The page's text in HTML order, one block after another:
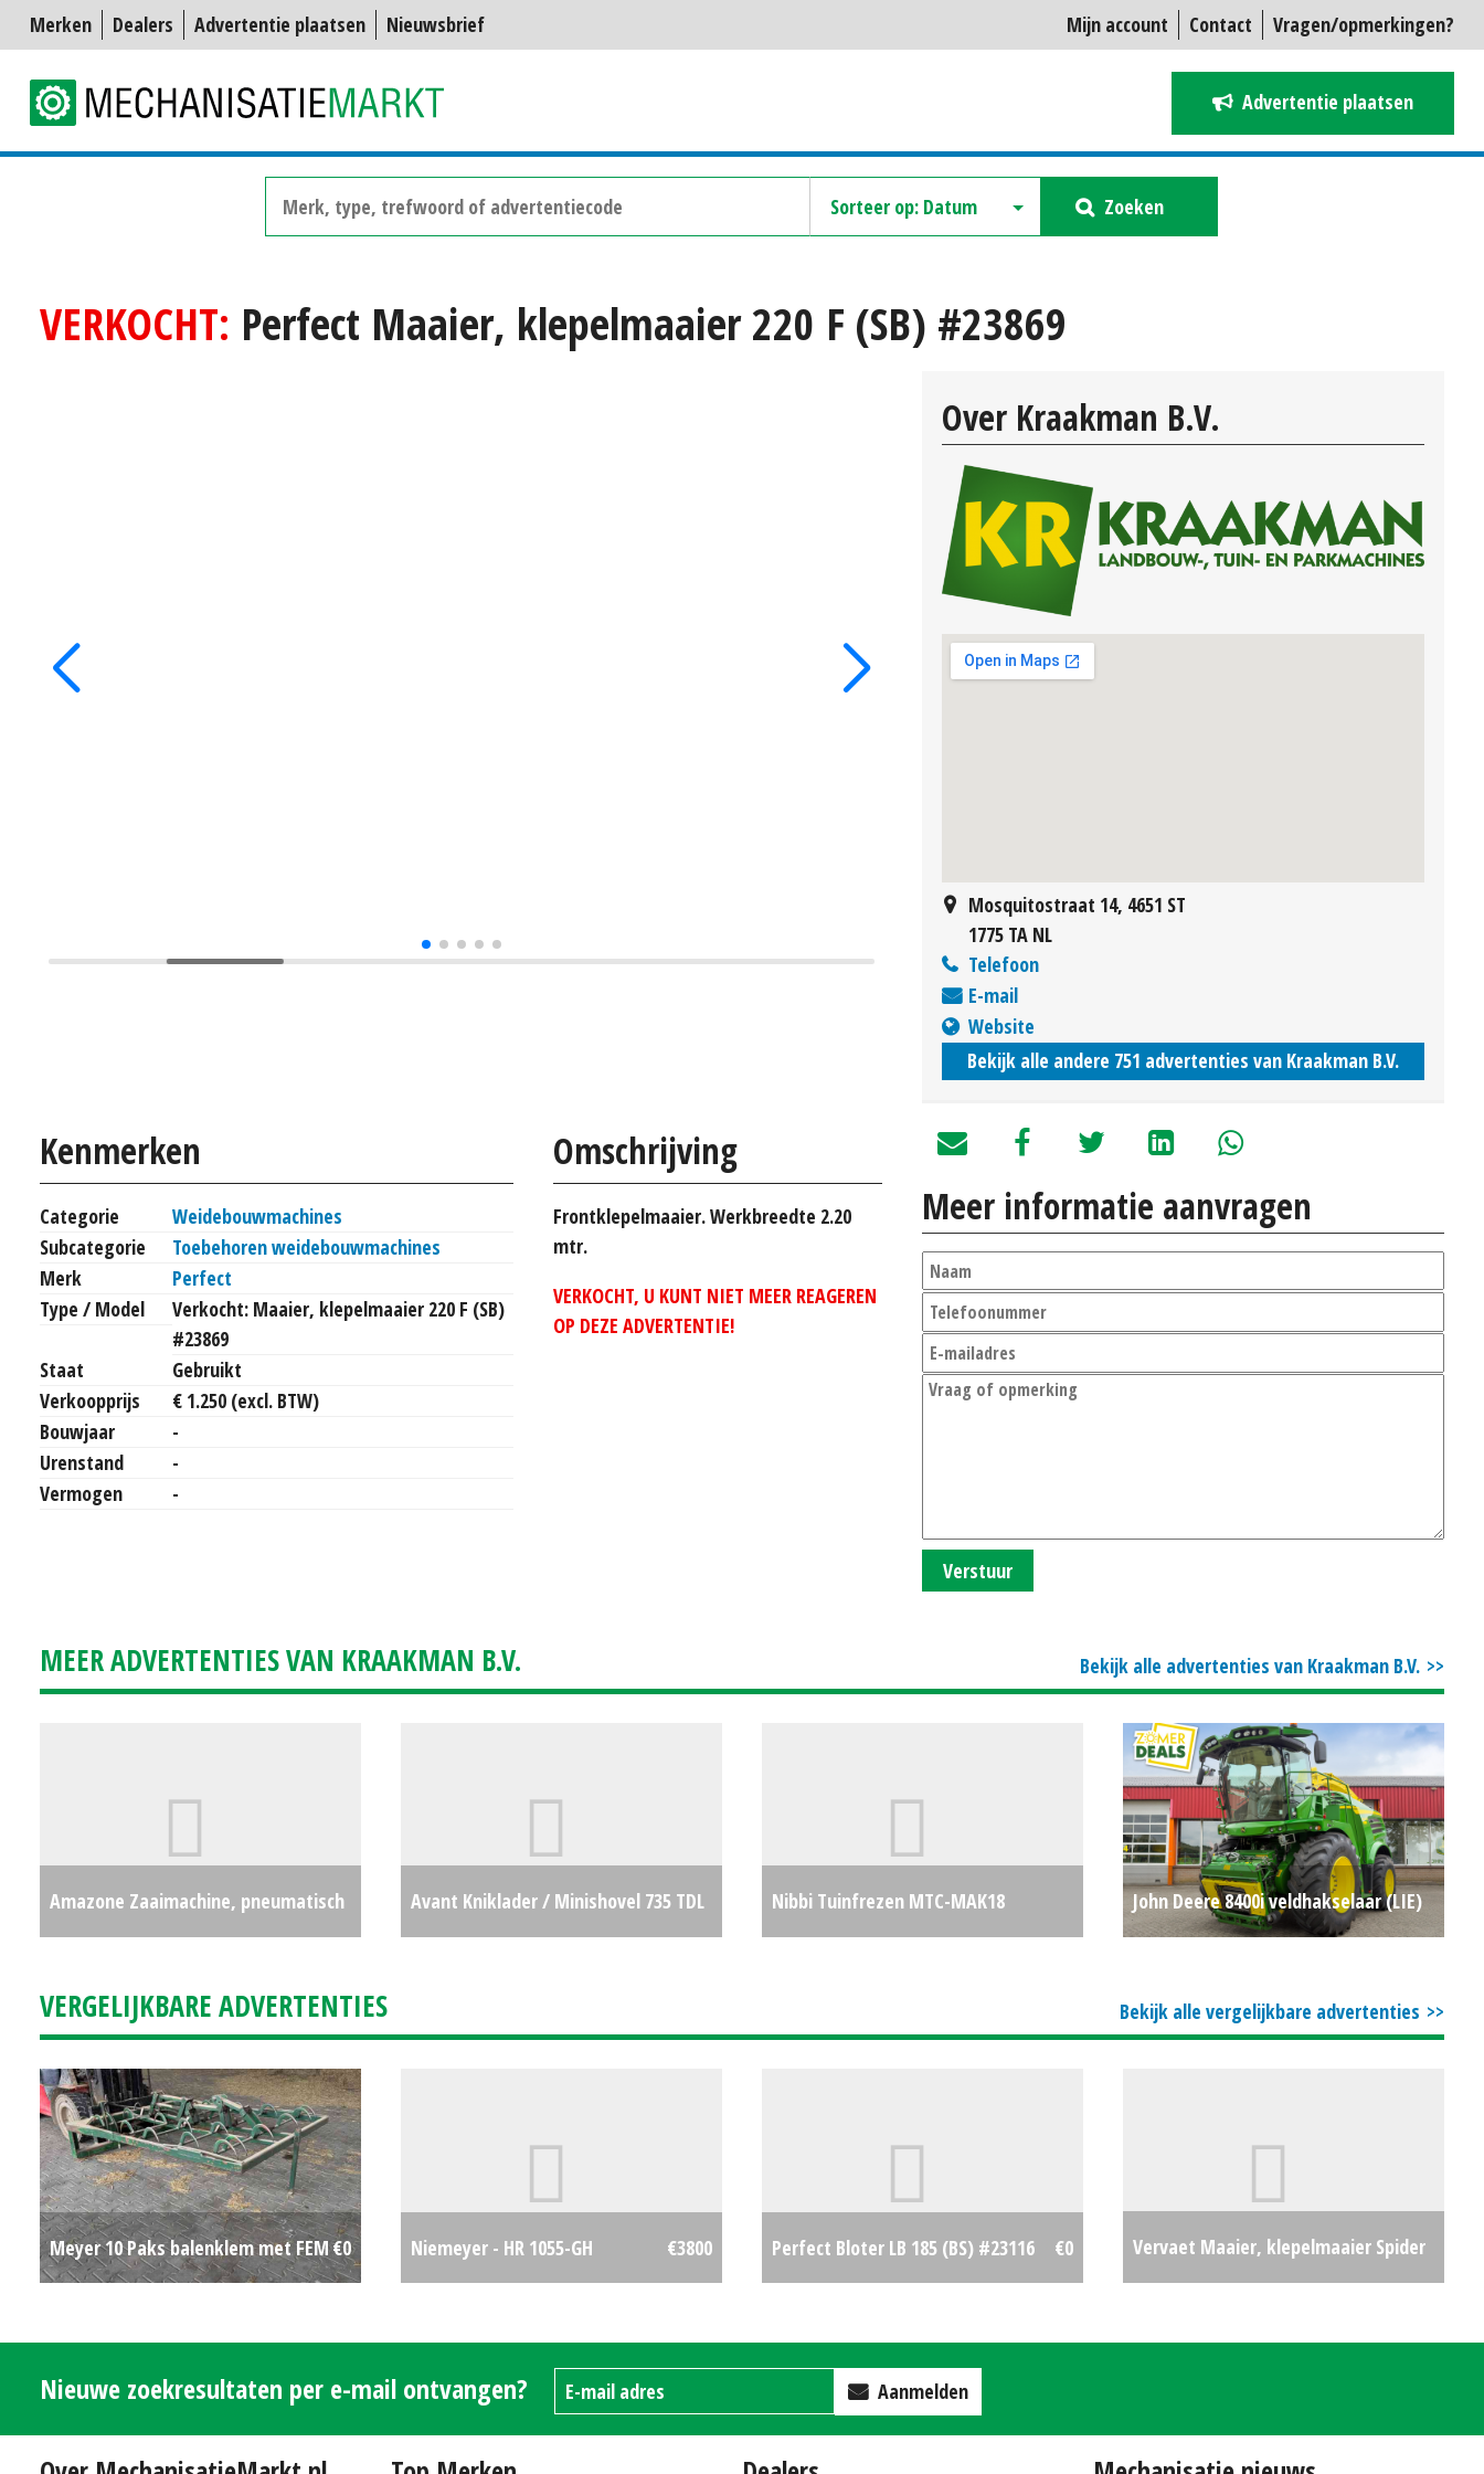
Mijn account Contact Vragen/opmerkingen?
Merken Dealers Advertentie plaatsen Nieuwsbrief
Advertentie plaatsen
Zoeken
VERKOCHT: Perfect Maaier, klepelmaaier 220 F (SB) #23869
Kenmerken
Categorie
Weidebouwmachines
Subcategorie
Toebehoren weidebouwmachines
Merk
Perfect
Type / Model
Verkocht: Maaier, klepelmaaier 220 F (SB)
#23869
Staat
Gebruikt
Verkoopprijs
€ 1.250 (excl. BTW)
Bouwjaar
-
Urenstand
-
Vermogen
-
Omschrijving
Frontklepelmaaier. Werkbreedte 2.20
mtr.
VERKOCHT, U KUNT NIET MEER REAGEREN
OP DEZE ADVERTENTIE!
Over Kraakman B.V.
Mosquitostraat 14, 4651 ST
1775 TA NL
Telefoon
E-mail
Website
Bekijk alle andere 751 advertenties van Kraakman B.V.
Meer informatie aanvragen
Verstuur
Bekijk alle advertenties van Kraakman B.V.
MEER ADVERTENTIES VAN KRAAKMAN B.V.
Amazone Zaaimachine, pneumatisch
Avant Kniklader / Minishovel 735 TDL
Nibbi Tuinfrezen MTC-MAK18
John Deere 8400i veldhakselaar (LIE)
Bekijk alle vergelijkbare advertenties
VERGELIJKBARE ADVERTENTIES
Meyer 10 Paks balenklem met FEM€0 Niemeyer - HR 1055-GH €3800 Perfect Bloter LB 185 (BS) #23116 €0
Vervaet Maaier, klepelmaaier Spider
Nieuwe zoekresultaten per e-mail ontvangen? Aanmelden